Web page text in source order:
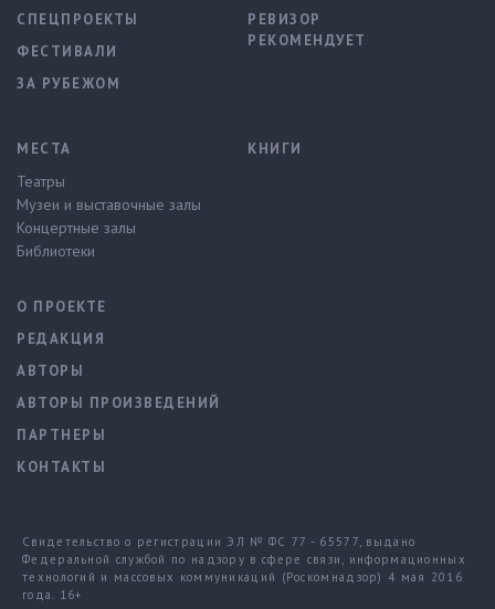
СПЕЦПРОЕКТЫ
ФЕСТИВАЛИ
ЗА РУБЕЖОМ
РЕВИЗОР
РЕКОМЕНДУЕТ
МЕСТА
Театры
Музеи и выставочные залы
Концертные залы
Библиотеки
КНИГИ
О ПРОЕКТЕ
РЕДАКЦИЯ
АВТОРЫ
АВТОРЫ ПРОИЗВЕДЕНИЙ
ПАРТНЕРЫ
КОНТАКТЫ
Свидетельство о регистрации ЭЛ № ФС 77 - 65577, выдано
Федеральной службой по надзору в сфере связи, информационных
технологий и массовых коммуникаций (Роскомнадзор) 4 мая 2016
года. 16+